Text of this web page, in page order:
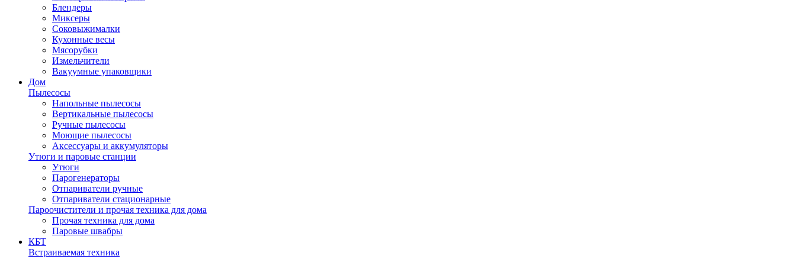
Блендеры
Миксеры
Соковыжималки
Кухонные весы
Мясорубки
Измельчители
Вакуумные упаковщики
Дом
Пылесосы
Напольные пылесосы
Вертикальные пылесосы
Ручные пылесосы
Моющие пылесосы
Аксессуары и аккумуляторы
Утюги и паровые станции
Утюги
Парогенераторы
Отпариватели ручные
Отпариватели стационарные
Пароочистители и прочая техника для дома
Прочая техника для дома
Паровые швабры
КБТ
Встраиваемая техника